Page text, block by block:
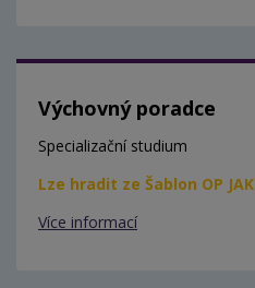
Výchovný poradce
Specializační studium
Lze hradit ze Šablon OP JAK
Více informací